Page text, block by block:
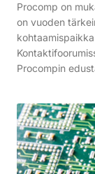
Procomp on
on vuoden
Procompin